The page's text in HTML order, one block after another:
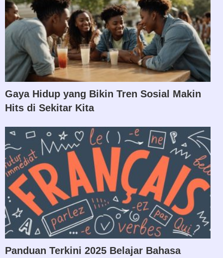
Gaya Hidup yang Bikin Tren Sosial Makin
Hits di Sekitar Kita
Panduan Terkini 2025 Belajar Bahasa